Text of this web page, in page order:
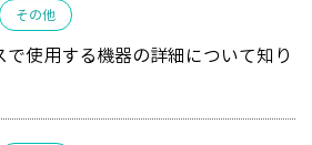
その他
で使用する機器の詳細について知り